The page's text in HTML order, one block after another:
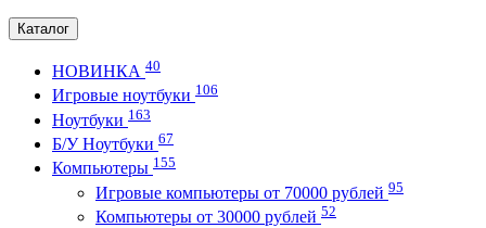
Каталог
НОВИНКА 40
Игровые ноутбуки 106
Ноутбуки 163
Б/У Ноутбуки 67
Компьютеры 155
Игровые компьютеры от 70000 рублей 95
Компьютеры от 30000 рублей 52